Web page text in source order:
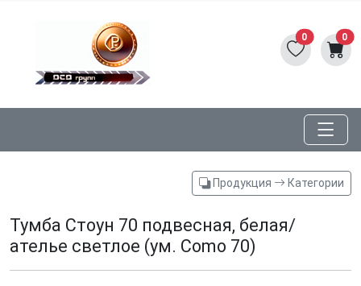
0 0
Продукция Категории
Тумба Стоун 70 подвесная, белая/
ателье светлое (ум. Como 70)